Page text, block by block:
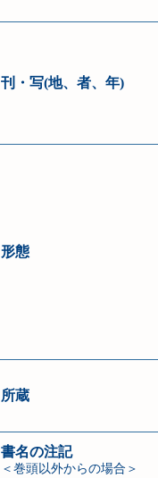
刊・写(地、者、年)
形態
所蔵
書名の注記
＜巻頭以外からの場合＞